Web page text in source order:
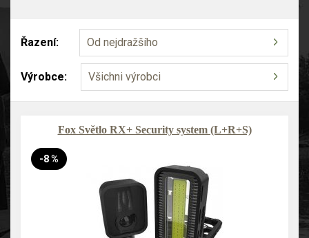
Řazení: Od nejdražšího
Výrobce: Všichni výrobci
Fox Světlo RX+ Security system (L+R+S)
-8 %